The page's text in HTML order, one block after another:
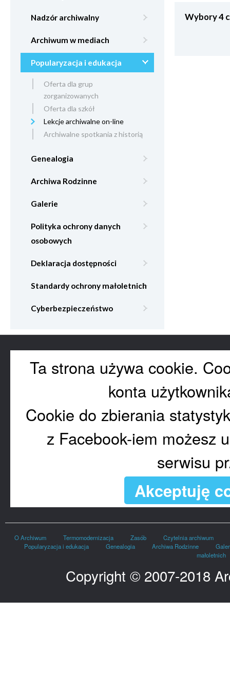
Nadzór archiwalny
Archiwum w mediach
Popularyzacja i edukacja
Oferta dla grup
zorganizowanych
Oferta dla szkół
Lekcje archiwalne on-line
Archiwalne spotkania z historią
Genealogia
Archiwa Rodzinne
Galerie
Polityka ochrony danych
osobowych
Deklaracja dostępności
Standardy ochrony małoletnich
Cyberbezpieczeństwo
Wybory 4
Ta strona używa cookie.
konta
Cookie do zbierania
z Facebook-iem możesz
serwisu
Akceptuję
O Archiwum Termomodernizacja Zasób
Czytelnia archiwum
Popularyzacja i edukacja
Genealogia Archiwa Rodzinne
małoletnich
Copyright © 2007-2018